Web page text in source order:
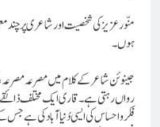
منّورعزیز کی شخصیت اور شاعری پر چند
ہوں۔
رواں رہتی ہے۔ قاری ایک مختلف
فکر و احساس کی ایسی دُنیا آباد کی ہے جس